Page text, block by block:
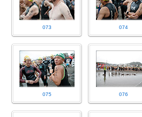
073 074
075 076